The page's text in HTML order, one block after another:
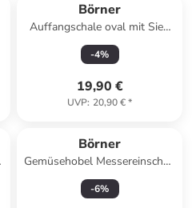
Börner
Auffangschale oval mit Sieb
für V5 PowerLine in violett
-4%
19,90 €
UVP: 20,90 €*
Börner
Gemüsehobel Messereinschub
10mm - Zubehör für V5
PowerLine in weiß
-6%